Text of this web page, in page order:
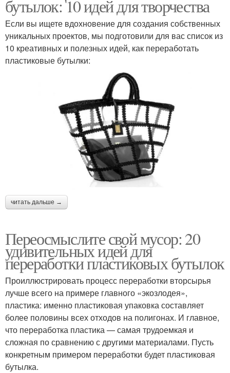
бутылок: 10 идей для творчества
Если вы ищете вдохновение для создания собственных
уникальных проектов, мы подготовили для вас список из
10 креативных и полезных идей, как переработать
пластиковые бутылки:
читать дальше →
Переосмыслите свой мусор: 20
удивительных идей для
переработки пластиковых бутылок
Проиллюстрировать процесс переработки вторсырья
лучше всего на примере главного «экозлодея»,
пластика: именно пластиковая упаковка составляет
более половины всех отходов на полигонах. И главное,
что переработка пластика — самая трудоемкая и
сложная по сравнению с другими материалами. Пусть
конкретным примером переработки будет пластиковая
бутылка.